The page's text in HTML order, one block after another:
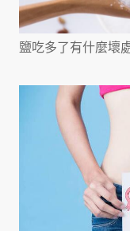
鹽吃多了有什麼壞